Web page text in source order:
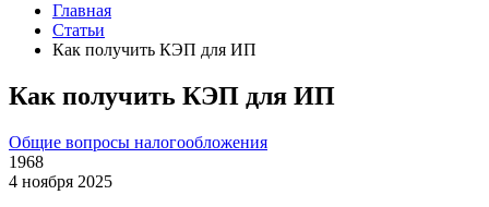
Главная
Статьи
Как получить КЭП для ИП
Как получить КЭП для ИП
Общие вопросы налогообложения
1968
4 ноября 2025